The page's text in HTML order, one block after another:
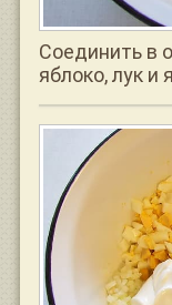
Соединить в
яблоко, лук и